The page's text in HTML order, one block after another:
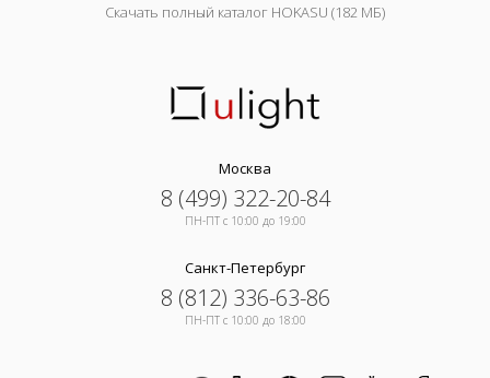
Скачать полный каталог HOKASU (182 МБ)
Москва
8 (499) 322-20-84
ПН-ПТ c 10:00 до 19:00
Санкт-Петербург
8 (812) 336-63-86
ПН-ПТ c 10:00 до 18:00